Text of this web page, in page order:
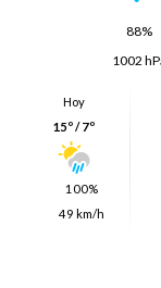
88%
1002
Hoy
15º / 7º
100%
49 km/h